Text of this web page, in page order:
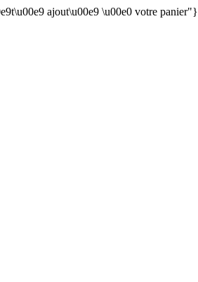
ajout\u00e9 \u00e0 votre panier"}